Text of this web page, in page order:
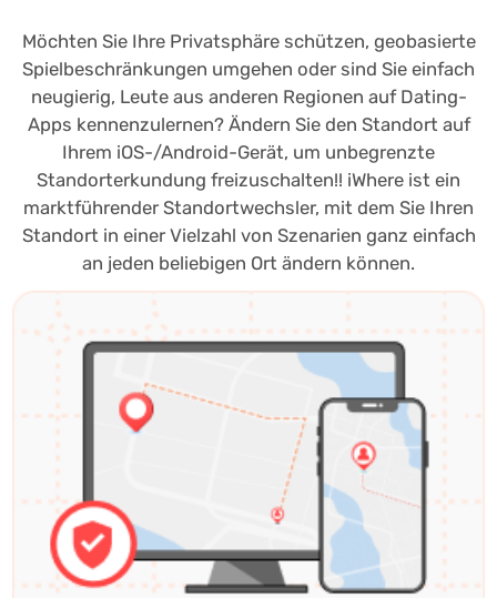
Möchten Sie Ihre Privatsphäre schützen, geobasierte
Spielbeschränkungen umgehen oder sind Sie einfach
neugierig, Leute aus anderen Regionen auf Dating-
Apps kennenzulernen? Ändern Sie den Standort auf
Ihrem iOS-/Android-Gerät, um unbegrenzte
Standorterkundung freizuschalten!! iWhere ist ein
marktführender Standortwechsler, mit dem Sie Ihren
Standort in einer Vielzahl von Szenarien ganz einfach
an jeden beliebigen Ort ändern können.